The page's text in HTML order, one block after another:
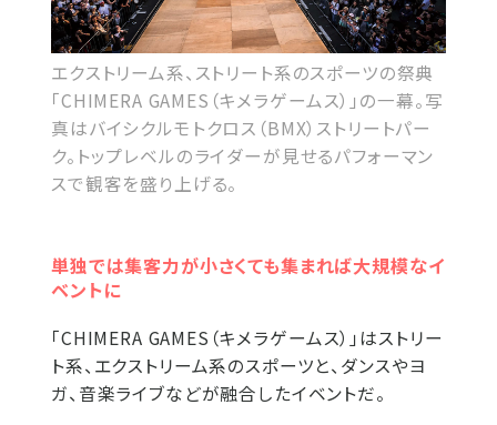
エクストリーム系、ストリート系のスポーツの祭典
「CHIMERA GAMES（キメラゲームス）」の一幕。写
真はバイシクルモトクロス（BMX）ストリートパー
ク。トップレベルのライダーが見せるパフォーマン
スで観客を盛り上げる。
単独では集客力が小さくても集まれば大規模なイ
ベントに
「CHIMERA GAMES（キメラゲームス）」はストリー
ト系、エクストリーム系のスポーツと、ダンスやヨ
ガ、音楽ライブなどが融合したイベントだ。